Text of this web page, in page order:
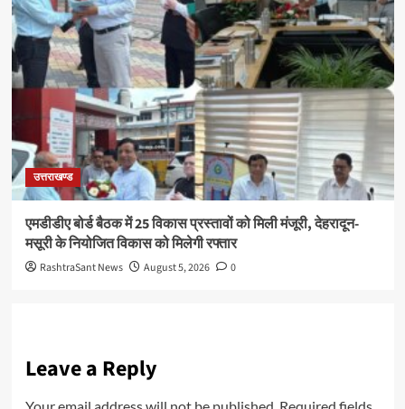
उत्तराखण्ड
एमडीडीए बोर्ड बैठक में 25 विकास प्रस्तावों को मिली मंजूरी, देहरादून-
मसूरी के नियोजित विकास को मिलेगी रफ्तार
RashtraSant News August 5, 2026 0
Leave a Reply